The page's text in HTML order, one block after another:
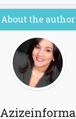
About the author
Azizeinforma